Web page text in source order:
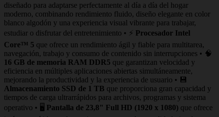
diseñado para adaptarse perfectamente al día a día del hogar
moderno, combinando rendimiento fluido, diseño elegante en color
blanco algodón y una experiencia visual vibrante para trabajar,
estudiar o disfrutar del entretenimiento • ⚡ Procesador Intel
Core™ 5 que ofrece un rendimiento ágil y fiable para multitarea,
navegación, trabajo y consumo de contenido sin interrupciones • 🧠
16 GB de memoria RAM DDR5 que garantizan velocidad y
eficiencia en múltiples aplicaciones abiertas simultáneamente,
mejorando la productividad y la experiencia de usuario • 💾
Almacenamiento SSD de 1 TB que proporciona gran capacidad y
tiempos de carga ultrarrápidos para archivos, programas y sistema
operativo • 🖥️ Pantalla de 23,8" Full HD (1920 x 1080) que ofrece